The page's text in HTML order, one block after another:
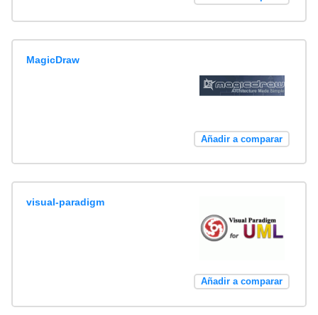
MagicDraw
Añadir a comparar
visual-paradigm
Añadir a comparar